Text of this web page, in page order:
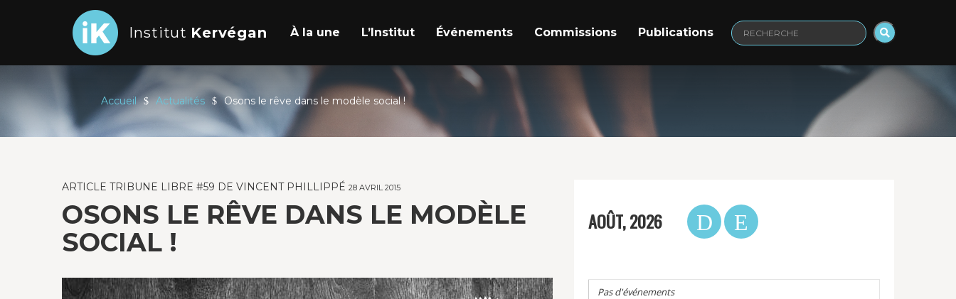
Institut Kervégan
Recherche
À la une L’Institut Événements Commissions Publications
Accueil Actualités Osons le rêve dans le modèle social !
ARTICLE TRIBUNE LIBRE #59 DE VINCENT PHILLIPPÉ 28 AVRIL 2015
OSONS LE RÊVE DANS LE MODÈLE
SOCIAL !
AOÛT, 2026
Pas d'événements